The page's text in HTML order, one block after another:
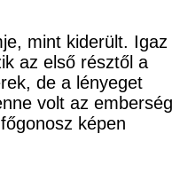
mint kiderült. Igaz
az első résztől a
de a lényeget
volt az emberség
képen